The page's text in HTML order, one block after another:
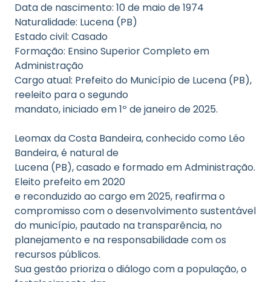
Data de nascimento: 10 de maio de 1974
Naturalidade: Lucena (PB)
Estado civil: Casado
Formação: Ensino Superior Completo em
Administração
Cargo atual: Prefeito do Município de Lucena (PB),
reeleito para o segundo
mandato, iniciado em 1º de janeiro de 2025.
Leomax da Costa Bandeira, conhecido como Léo
Bandeira, é natural de
Lucena (PB), casado e formado em Administração.
Eleito prefeito em 2020
e reconduzido ao cargo em 2025, reafirma o
compromisso com o desenvolvimento sustentável
do município, pautado na transparência, no
planejamento e na responsabilidade com os
recursos públicos.
Sua gestão prioriza o diálogo com a população, o